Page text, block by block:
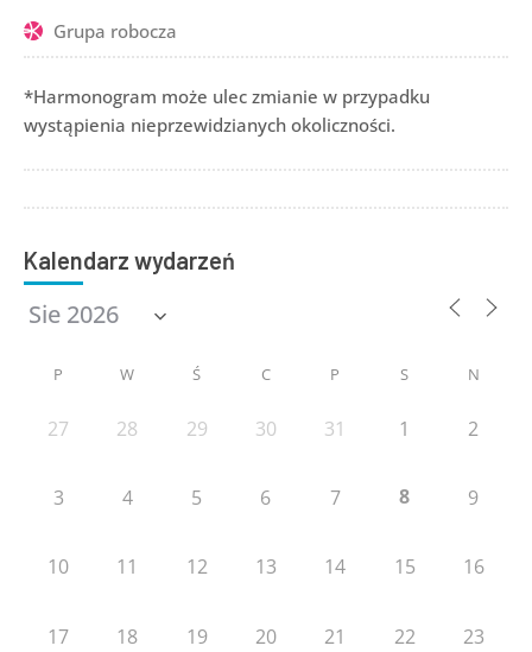
Grupa robocza
*Harmonogram może ulec zmianie w przypadku
wystąpienia nieprzewidzianych okoliczności.
Kalendarz wydarzeń
P W Ś C P S N
27 28 29 30 31 1 2
3 4 5 6 7 8 9
10 11 12 13 14 15 16
17 18 19 20 21 22 23